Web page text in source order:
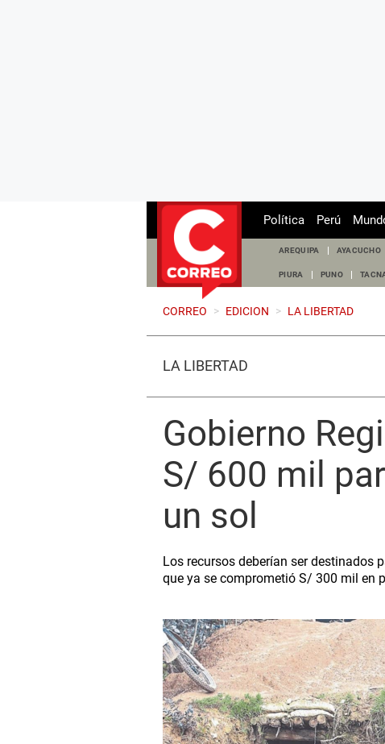
Política Perú
AREQUIPA AYACUCHO
PIURA PUNO
CORREO > EDICION > LA LIBERTAD
LA LIBERTAD
Gobierno
S/ 600 mil
un sol
Los recursos deberían ser destinados
que ya se comprometió S/ 300 mil en